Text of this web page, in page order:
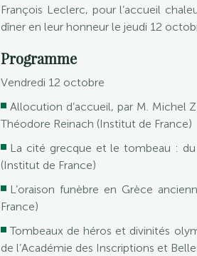
François Leclerc, pour l’accueil
dîner en leur honneur le jeudi 12
Programme
Vendredi 12 octobre
Allocution d’accueil, par M. Michel
Théodore Reinach (Institut de France)
La cité grecque et le tombeau : du
(Institut de France)
L’oraison funèbre en Grèce
France)
Tombeaux de héros et divinités
de l’Académie des Inscriptions et